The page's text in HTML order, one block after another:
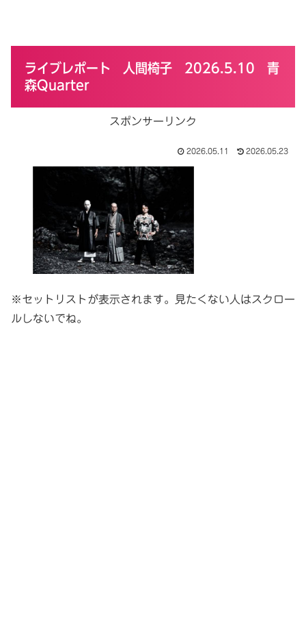
ライブレポート 人間椅子 2026.5.10 青
森Quarter
スポンサーリンク
2026.05.11 2026.05.23
※セットリストが表示されます。見たくない人はスクロー
ルしないでね。